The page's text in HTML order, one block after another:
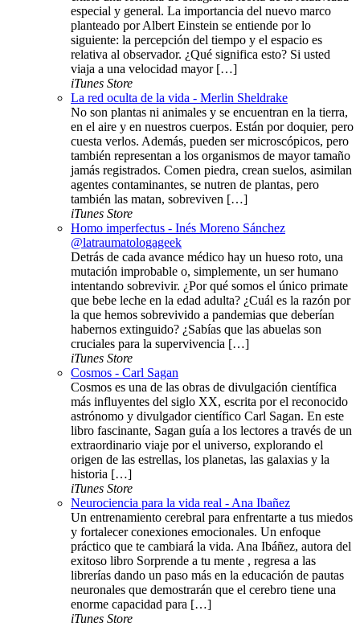
especial y general. La importancia del nuevo marco
planteado por Albert Einstein se entiende por lo
siguiente: la percepción del tiempo y el espacio es
relativa al observador. ¿Qué significa esto? Si usted
viaja a una velocidad mayor […]
iTunes Store
La red oculta de la vida - Merlin Sheldrake
No son plantas ni animales y se encuentran en la tierra,
en el aire y en nuestros cuerpos. Están por doquier, pero
cuesta verlos. Además, pueden ser microscópicos, pero
también representan a los organismos de mayor tamaño
jamás registrados. Comen piedra, crean suelos, asimilan
agentes contaminantes, se nutren de plantas, pero
también las matan, sobreviven […]
iTunes Store
Homo imperfectus - Inés Moreno Sánchez
@latraumatologageek
Detrás de cada avance médico hay un hueso roto, una
mutación improbable o, simplemente, un ser humano
intentando sobrevivir. ¿Por qué somos el único primate
que bebe leche en la edad adulta? ¿Cuál es la razón por
la que hemos sobrevivido a pandemias que deberían
habernos extinguido? ¿Sabías que las abuelas son
cruciales para la supervivencia […]
iTunes Store
Cosmos - Carl Sagan
Cosmos es una de las obras de divulgación científica
más influyentes del siglo XX, escrita por el reconocido
astrónomo y divulgador científico Carl Sagan. En este
libro fascinante, Sagan guía a los lectores a través de un
extraordinario viaje por el universo, explorando el
origen de las estrellas, los planetas, las galaxias y la
historia […]
iTunes Store
Neurociencia para la vida real - Ana Ibañez
Un entrenamiento cerebral para enfrentarte a tus miedos
y fortalecer conexiones emocionales. Un enfoque
práctico que te cambiará la vida. Ana Ibáñez, autora del
exitoso libro Sorprende a tu mente , regresa a las
librerías dando un paso más en la educación de pautas
neuronales que demostrarán que el cerebro tiene una
enorme capacidad para […]
iTunes Store